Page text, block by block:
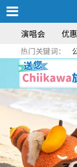
演唱会 优
热门关键词：